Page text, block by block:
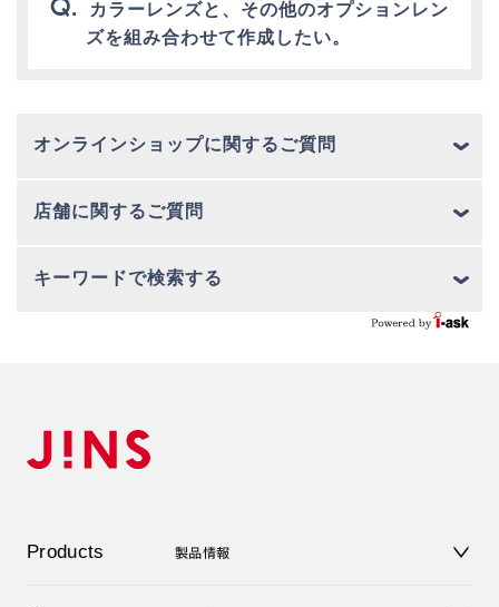
オンラインショップに関するご質問
店舗に関するご質問
キーワードで検索する
カラーレンズと、その他のオプションレン
ズを組み合わせて作成したい。
Products 製品情報